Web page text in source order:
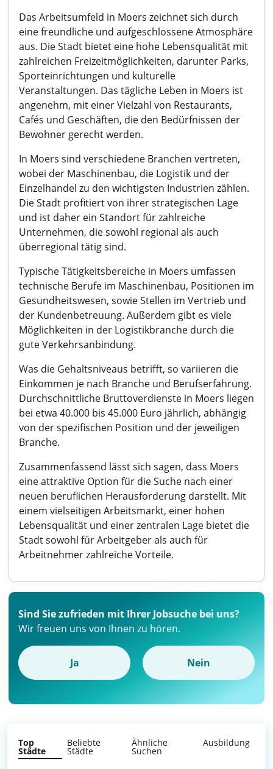
Das Arbeitsumfeld in Moers zeichnet sich durch
eine freundliche und aufgeschlossene Atmosphäre
aus. Die Stadt bietet eine hohe Lebensqualität mit
zahlreichen Freizeitmöglichkeiten, darunter Parks,
Sporteinrichtungen und kulturelle
Veranstaltungen. Das tägliche Leben in Moers ist
angenehm, mit einer Vielzahl von Restaurants,
Cafés und Geschäften, die den Bedürfnissen der
Bewohner gerecht werden.
In Moers sind verschiedene Branchen vertreten,
wobei der Maschinenbau, die Logistik und der
Einzelhandel zu den wichtigsten Industrien zählen.
Die Stadt profitiert von ihrer strategischen Lage
und ist daher ein Standort für zahlreiche
Unternehmen, die sowohl regional als auch
überregional tätig sind.
Typische Tätigkeitsbereiche in Moers umfassen
technische Berufe im Maschinenbau, Positionen im
Gesundheitswesen, sowie Stellen im Vertrieb und
der Kundenbetreuung. Außerdem gibt es viele
Möglichkeiten in der Logistikbranche durch die
gute Verkehrsanbindung.
Was die Gehaltsniveaus betrifft, so variieren die
Einkommen je nach Branche und Berufserfahrung.
Durchschnittliche Bruttoverdienste in Moers liegen
bei etwa 40.000 bis 45.000 Euro jährlich, abhängig
von der spezifischen Position und der jeweiligen
Branche.
Zusammenfassend lässt sich sagen, dass Moers
eine attraktive Option für die Suche nach einer
neuen beruflichen Herausforderung darstellt. Mit
einem vielseitigen Arbeitsmarkt, einer hohen
Lebensqualität und einer zentralen Lage bietet die
Stadt sowohl für Arbeitgeber als auch für
Arbeitnehmer zahlreiche Vorteile.
Sind Sie zufrieden mit Ihrer Jobsuche bei uns?
Wir freuen uns von Ihnen zu hören.
Ja Nein
Top
Städte
Beliebte
Städte
Ähnliche
Suchen
Ausbildung